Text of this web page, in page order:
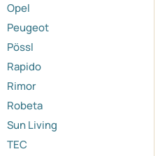
Opel
Peugeot
Pössl
Rapido
Rimor
Robeta
Sun Living
TEC